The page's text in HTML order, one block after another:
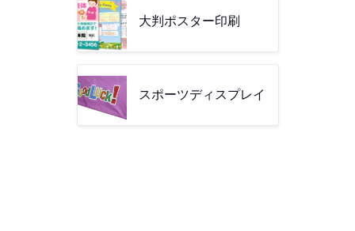
大判ポスター印刷
スポーツディスプレイ